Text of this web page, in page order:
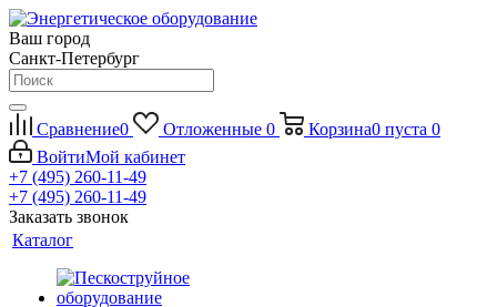
Ваш город
Санкт-Петербург
Сравнение0 Отложенные 0 Корзина0 пуста 0
ВойтиМой кабинет
+7 (495) 260-11-49
+7 (495) 260-11-49
Заказать звонок
Каталог